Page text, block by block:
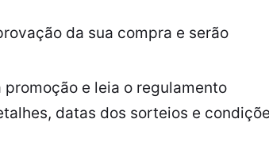
da sua compra e serão
e leia o regulamento
datas dos sorteios e